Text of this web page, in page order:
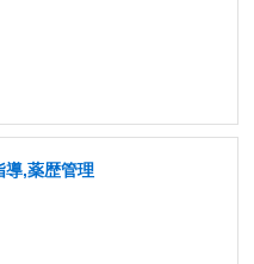
導,薬歴管理